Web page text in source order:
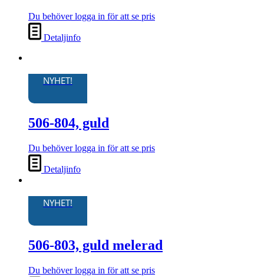
Du behöver logga in för att se pris
Detaljinfo
NYHET!
506-804, guld
Du behöver logga in för att se pris
Detaljinfo
NYHET!
506-803, guld melerad
Du behöver logga in för att se pris